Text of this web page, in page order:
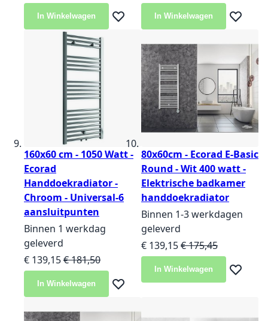
In Winkelwagen Voeg toe aan verlanglijst
In Winkelwagen Voeg
160x60 cm - 1050 Watt -
Ecorad
Handdoekradiator -
Chroom - Universal-6
aansluitpunten
Binnen 1 werkdag
geleverd
Speciale prijs
€ 139,15Normale prijs
€ 181,50
In Winkelwagen Voeg toe aan verlanglijst
80x60cm - Ecorad E-Basic
Round - Wit 400 watt -
Elektrische badkamer
handdoekradiator
Binnen 1-3 werkdagen
geleverd
Speciale prijs
€ 139,15Normale prijs
€ 175,45
In Winkelwagen Voeg